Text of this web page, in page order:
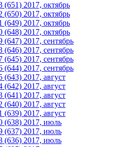
2017, октябрь
2017, октябрь
2017, октябрь
2017, октябрь
2017, сентябрь
2017, сентябрь
2017, сентябрь
2017, сентябрь
2017, август
2017, август
2017, август
2017, август
2017, август
(638) 2017, июль
(637) 2017, июль
(636) 2017, июль